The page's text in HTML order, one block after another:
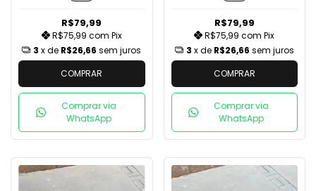
R$79,99
R$75,99 com Pix
3 x de R$26,66 sem juros
COMPRAR
Comprar via
WhatsApp
R$79,99
R$75,99com Pix
3 x de R$26,66 sem juros
COMPRAR
Comprar via
WhatsApp